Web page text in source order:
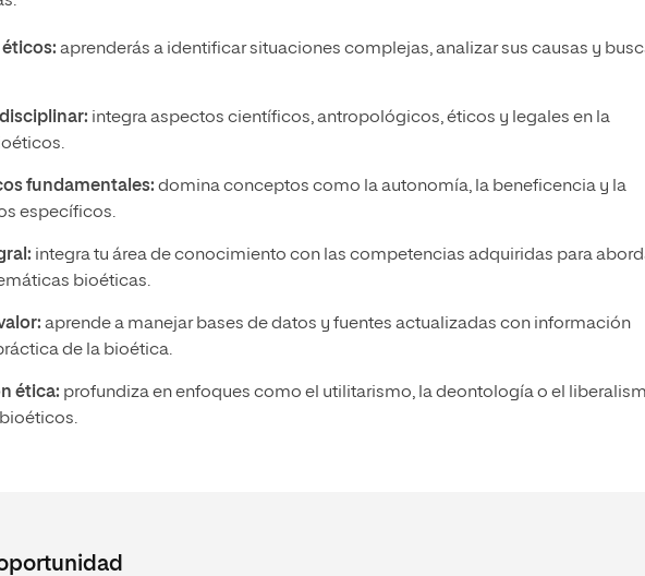
aprenderás a identificar situaciones complejas, analizar sus causas y
integra aspectos científicos, antropológicos, éticos y legales en la
fundamentales: domina conceptos como la autonomía, la beneficencia y la
específicos.
integra tu área de conocimiento con las competencias adquiridas para
bioéticas.
aprende a manejar bases de datos y fuentes actualizadas con información
de la bioética.
ética: profundiza en enfoques como el utilitarismo, la deontología o el